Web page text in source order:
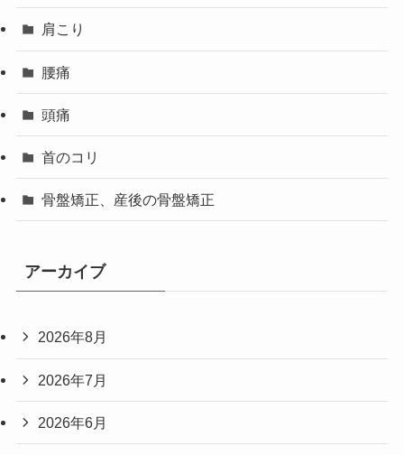
肩こり
腰痛
頭痛
首のコリ
骨盤矯正、産後の骨盤矯正
アーカイブ
2026年8月
2026年7月
2026年6月